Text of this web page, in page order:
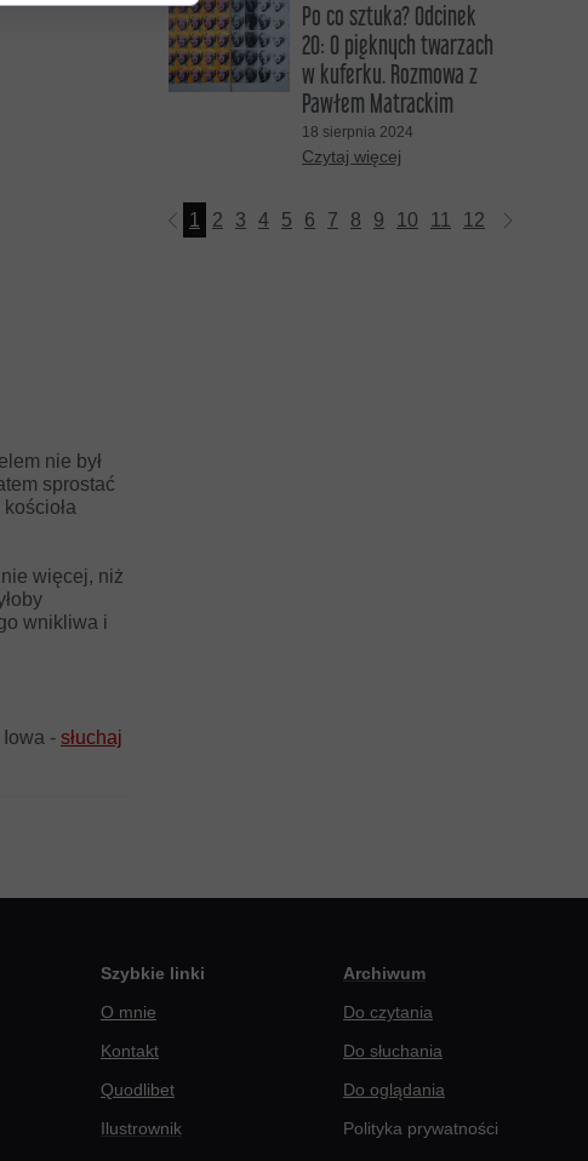
nie był
sprostać
więcej, niż
wnikliwa i
Iowa - słuchaj
Po co sztuka? Odcinek
20: O pięknych twarzach
w kuferku. Rozmowa z
Pawłem Matrackim
18 sierpnia 2024
Czytaj więcej
1 2 3 4 5 6 7 8 9 10 11 12 13
Szybkie linki
O mnie
Kontakt
Quodlibet
Ilustrownik
Archiwum
Do czytania
Do słuchania
Do oglądania
Polityka prywatności